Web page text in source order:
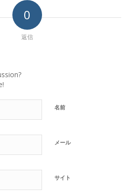
0
返信
名前
メール
サイト